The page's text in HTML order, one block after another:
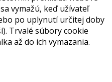
vymažú, keď užívateľ
po uplynutí určitej doby
Trvalé súbory cookie
až do ich vymazania.